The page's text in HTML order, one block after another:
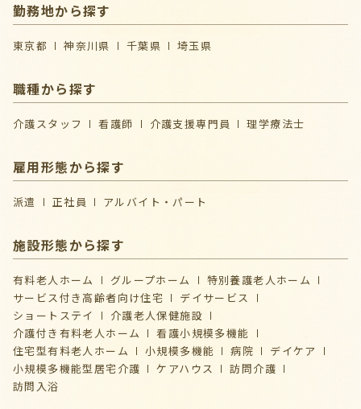
勤務地から探す
東京都 神奈川県 千葉県 埼玉県
職種から探す
介護スタッフ 看護師 介護支援専門員 理学療法士
雇用形態から探す
派遣 正社員 アルバイト・パート
施設形態から探す
有料老人ホーム グループホーム
特別養護老人ホーム
サービス付き高齢者向け住宅
デイサービス
ショートステイ
介護⽼⼈保健施設
介護付き有料老人ホーム
看護小規模多機能
住宅型有料老人ホーム
小規模多機能 病院
デイケア
⼩規模多機能型居宅介護
ケアハウス
訪問介護
訪問入浴